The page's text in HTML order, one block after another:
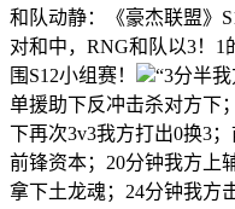
和队动静：《豪杰联盟》
对和中，RNG和队以3！
围S12小组赛！
“3分半
单援助下反冲击杀对方下
下再次3v3我方打出0换3
前锋资本；20分钟我方上
拿下土龙魂；24分钟我方